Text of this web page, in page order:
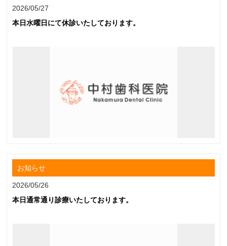
2026/05/27
本日水曜日にて休診いたしております。
お知らせ
2026/05/26
本日通常通り診療いたしております。